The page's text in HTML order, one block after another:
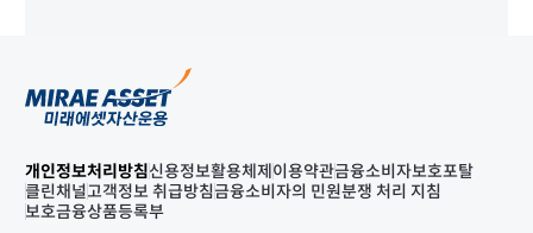
개인정보처리방침신용정보활용체제 이용약관금융소비자보호포탈
클린채널고객정보 취급방침금융소비자의 민원분쟁 처리 지침
보호금융상품등록부